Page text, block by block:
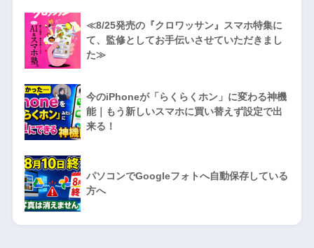
≪8/25発売の『クロワッサン』スマホ特集に
て、監修としてお手伝いさせていただきまし
た≫
今のiPhoneが「らくらくホン」に変わる神機
能｜もう新しいスマホに買い替えず設定で出
来る！
パソコンでGoogleフォトへ自動保存している
方へ